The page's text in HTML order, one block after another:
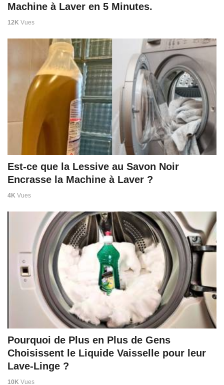
Machine à Laver en 5 Minutes.
12K Vues
Est-ce que la Lessive au Savon Noir
Encrasse la Machine à Laver ?
4K Vues
Pourquoi de Plus en Plus de Gens
Choisissent le Liquide Vaisselle pour leur
Lave-Linge ?
10K Vues